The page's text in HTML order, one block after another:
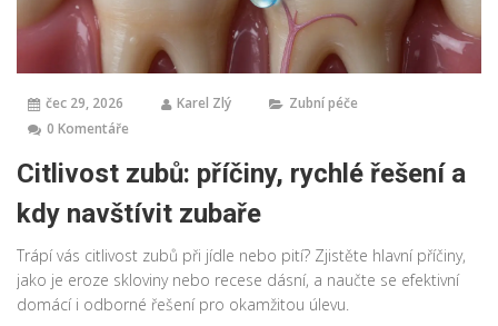
čec 29, 2026 Karel Zlý
Zubní péče
0 Komentáře
Citlivost zubů: příčiny, rychlé řešení a
kdy navštívit zubaře
Trápí vás citlivost zubů při jídle nebo pití? Zjistěte hlavní příčiny,
jako je eroze skloviny nebo recese dásní, a naučte se efektivní
domácí i odborné řešení pro okamžitou úlevu.